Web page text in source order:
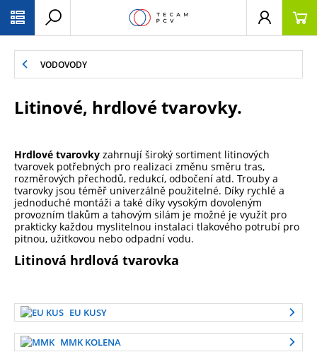
VODOVODY
Litinové, hrdlové tvarovky.
Hrdlové tvarovky zahrnují široký sortiment litinových
tvarovek potřebných pro realizaci změnu směru tras,
rozměrových přechodů, redukcí, odbočení atd. Trouby a
tvarovky jsou téměř univerzálně použitelné. Díky rychlé a
jednoduché montáži a také díky vysokým dovoleným
provozním tlakům a tahovým silám je možné je využít pro
prakticky každou myslitelnou instalaci tlakového potrubí pro
pitnou, užitkovou nebo odpadní vodu.
Litinová hrdlová tvarovka
EU KUSY
MMK KOLENA